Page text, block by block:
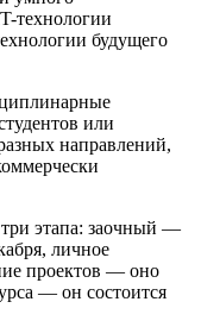
технологии
будущего
или
направлений,
этапа: заочный —
личное
проектов — оно
— он состоится